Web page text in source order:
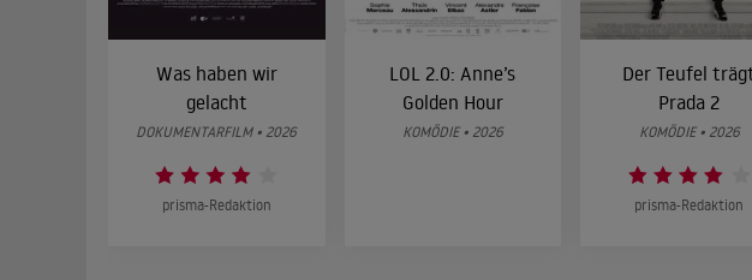
Was haben wir
gelacht
DOKUMENTARFILM • 2026
prisma-Redaktion
LOL 2.0: Anne’s
Golden Hour
KOMÖDIE • 2026
Der Teufel
Prada 2
KOMÖDIE • 2026
prisma-Redaktion